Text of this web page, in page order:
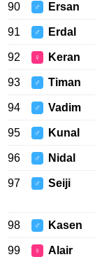
90 ♂ Ersan
91 ♂ Erdal
92 ♀ Keran
93 ♂ Timan
94 ♂ Vadim
95 ♂ Kunal
96 ♂ Nidal
97 ♂ Seiji
98 ♂ Kasen
99 ♀ Alair